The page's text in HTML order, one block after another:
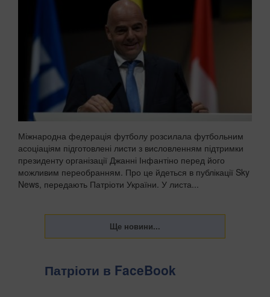
Міжнародна федерація футболу розсилала футбольним
асоціаціям підготовлені листи з висловленням підтримки
президенту організації Джанні Інфантіно перед його
можливим переобранням. Про це йдеться в публікації Sky
News, передають Патріоти України. У листа...
Патріоти в FaceBook